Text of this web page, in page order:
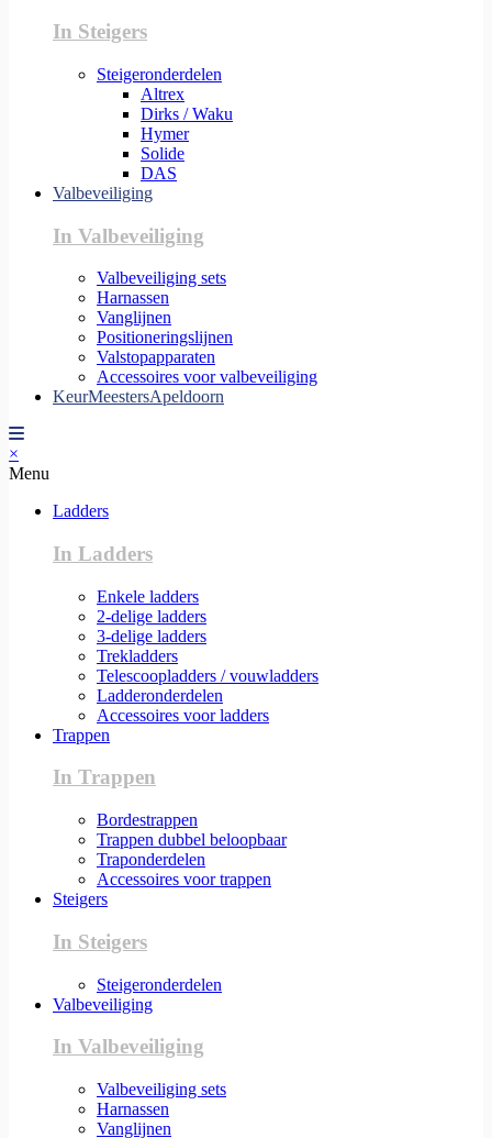
In Steigers
Steigeronderdelen
Altrex
Dirks / Waku
Hymer
Solide
DAS
Valbeveiliging
In Valbeveiliging
Valbeveiliging sets
Harnassen
Vanglijnen
Positioneringslijnen
Valstopapparaten
Accessoires voor valbeveiliging
KeurMeestersApeldoorn
×
Menu
Ladders
In Ladders
Enkele ladders
2-delige ladders
3-delige ladders
Trekladders
Telescoopladders / vouwladders
Ladderonderdelen
Accessoires voor ladders
Trappen
In Trappen
Bordestrappen
Trappen dubbel beloopbaar
Traponderdelen
Accessoires voor trappen
Steigers
In Steigers
Steigeronderdelen
Valbeveiliging
In Valbeveiliging
Valbeveiliging sets
Harnassen
Vanglijnen